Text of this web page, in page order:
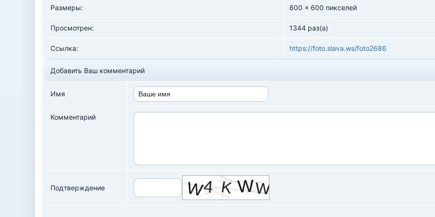
Размеры: 800 x 600 пикселей
Просмотрен: 1344 раз(а)
Ссылка: https://foto.slava.ws/foto2686
Добавить Ваш комментарий
Имя
Комментарий
Подтверждение